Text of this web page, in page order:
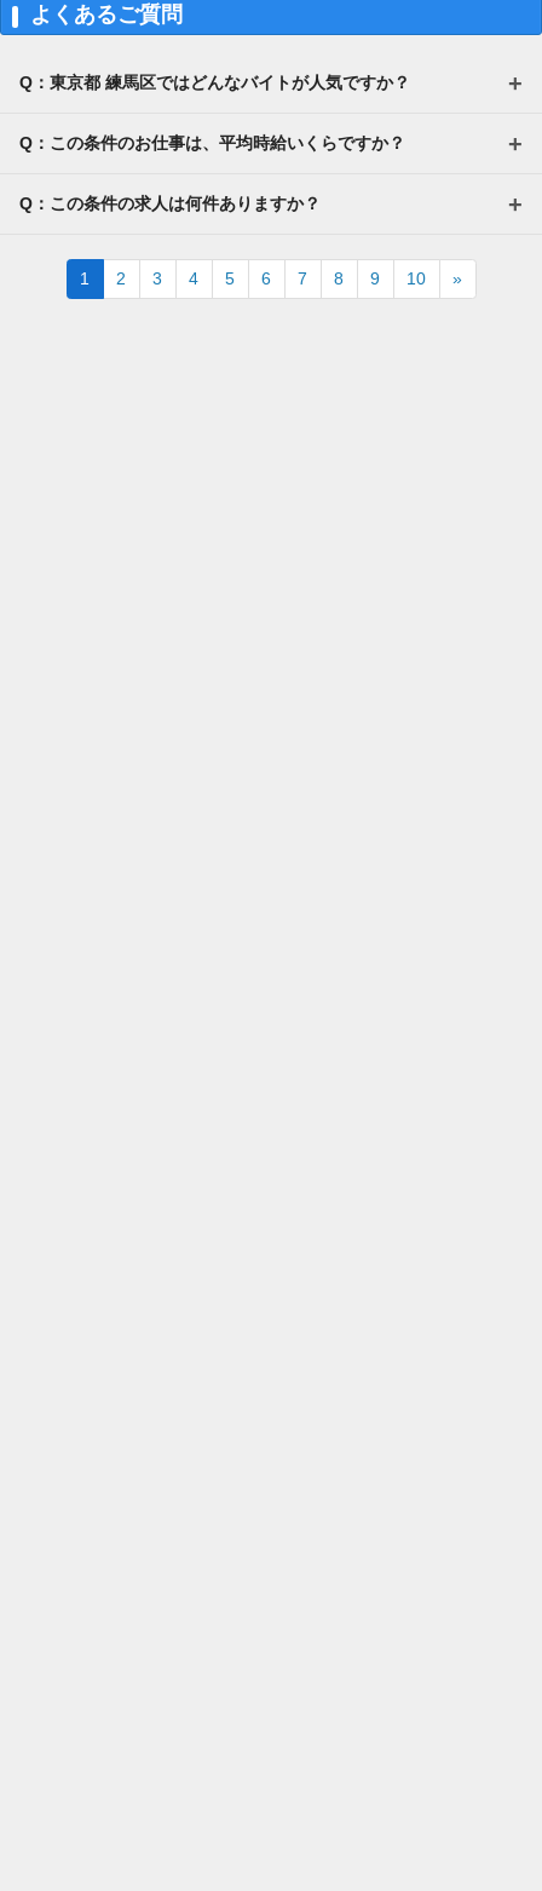
よくあるご質問
Q：東京都 練馬区ではどんなバイトが人気ですか？
Q：この条件のお仕事は、平均時給いくらですか？
Q：この条件の求人は何件ありますか？
1 2 3 4 5 6 7 8 9 10 »Next